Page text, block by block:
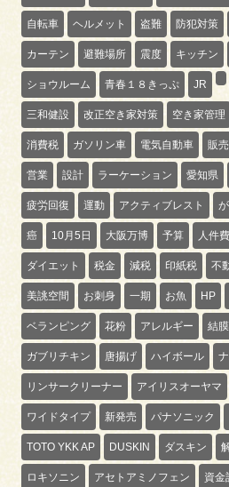
自転車 ヘルメット 盗難 防犯対策
カーテン 避難場所 震度 キッチン
ショウルーム 青春１８きっぷ JR
三和健設 改正空き家対策 空き家管理
消費税 ガソリン車 電気自動車 販
営業 設計 ラーケーション 愛知県
疲労回復 運動 アクティブレスト
癌 10月5日 大阪万博 予算 人件費
ダイエット 税金 減税 印紙税 不
美誂空間 お刺身 一期 お魚 HP
ベランピング 花粉 アレルギー 結
ガブリチキン 唐揚げ ハイボール
リンサークリーナー アイリスオーヤマ
ワイドタイプ 新発売 パナソニック
TOTO YKK AP DUSKIN ダスキン
ロキソニン アセトアミノフェン 資金